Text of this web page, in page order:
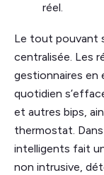
réel.
Le tout pouvant
centralisée. Les
gestionnaires
quotidien
et autres bips,
thermostat.
intelligents fait
non intrusive,